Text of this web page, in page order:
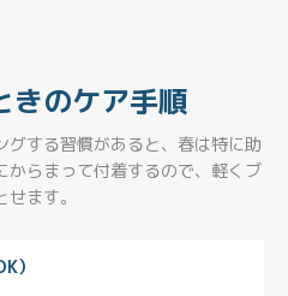
きのケア手順
グする習慣があると、春は特に助
からまって付着するので、軽くブ
ます。
）